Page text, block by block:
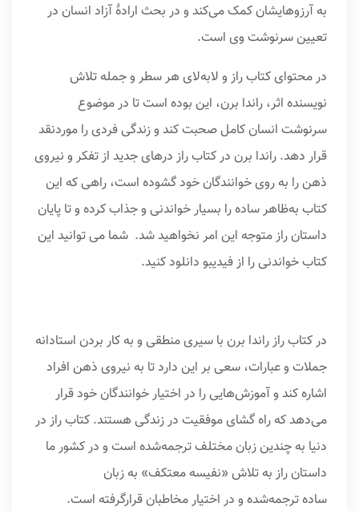
به آرزوهایشان کمک می‌کند و در بحث ارادۀ آزاد انسان در
تعیین سرنوشت وی است.
در محتوای کتاب راز و لابه‌لای هر سطر و جمله تلاش
نویسنده اثر، راندا برن، این بوده است تا در موضوع
سرنوشت انسان کامل صحبت کند و زندگی فردی را موردنقد
قرار دهد. راندا برن در کتاب راز درهای جدید از تفکر و نیروی
ذهن را به روی خوانندگان خود گشوده است، راهی که این
کتاب به‌ظاهر ساده را بسیار خواندنی و جذاب کرده و تا پایان
داستان راز متوجه این امر نخواهید شد. شما می توانید این
کتاب خواندنی را از فیدیبو دانلود کنید.
در کتاب راز راندا برن با سیری منطقی و به کار بردن استادانه
جملات و عبارات، سعی بر این دارد تا به نیروی ذهن افراد
اشاره کند و آموزش‌هایی را در اختیار خوانندگان خود قرار
می‌دهد که راه گشای موفقیت در زندگی هستند. کتاب راز در
دنیا به چندین زبان مختلف ترجمه‌شده است و در کشور ما
داستان راز به تلاش «نفیسه معتکف» به زبان
ساده ترجمه‌شده و در اختیار مخاطبان قرارگرفته است.